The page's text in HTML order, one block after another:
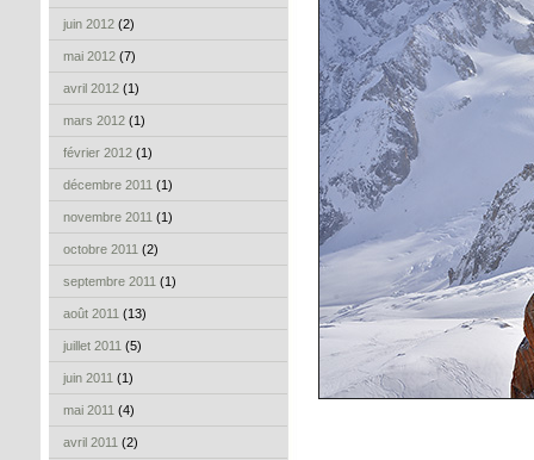
juin 2012 (2)
mai 2012 (7)
avril 2012 (1)
mars 2012 (1)
février 2012 (1)
décembre 2011 (1)
novembre 2011 (1)
octobre 2011 (2)
septembre 2011 (1)
août 2011 (13)
juillet 2011 (5)
juin 2011 (1)
mai 2011 (4)
avril 2011 (2)